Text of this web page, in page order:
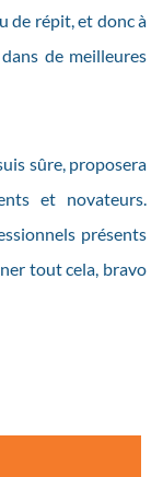
de répit, et donc à
de meilleures
sûre, proposera
et novateurs.
présents
tout cela, bravo